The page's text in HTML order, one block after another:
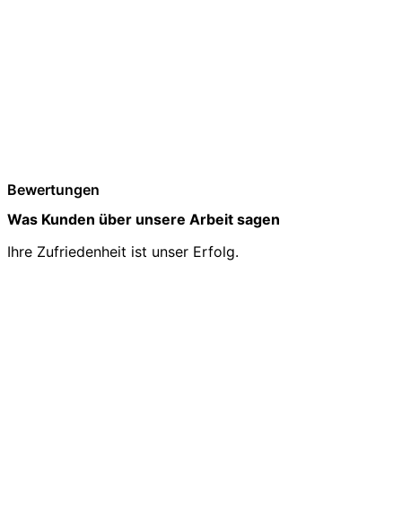
Bewertungen
Was Kunden über unsere Arbeit sagen
Ihre Zufriedenheit ist unser Erfolg.